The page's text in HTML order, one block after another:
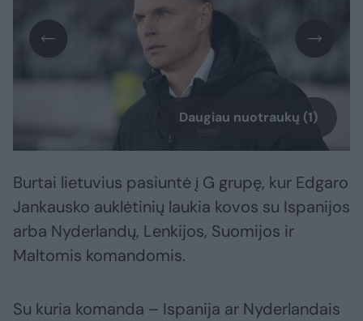
Daugiau nuotraukų (1)
Burtai lietuvius pasiuntė į G grupę, kur Edgaro
Jankausko auklėtinių laukia kovos su Ispanijos
arba Nyderlandų, Lenkijos, Suomijos ir
Maltomis komandomis.
Su kuria komanda – Ispanija ar Nyderlandais